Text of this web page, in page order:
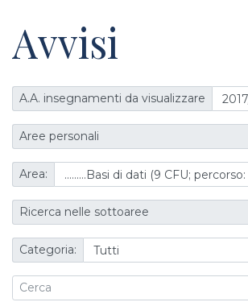
Avvisi
A.A. insegnamenti da visualizzare
Aree personali
Area:
Ricerca nelle sottoaree
Categoria: